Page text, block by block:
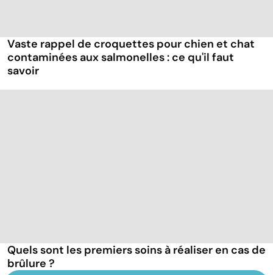
Vaste rappel de croquettes pour chien et chat
contaminées aux salmonelles : ce qu'il faut
savoir
Quels sont les premiers soins à réaliser en cas de
brûlure ?